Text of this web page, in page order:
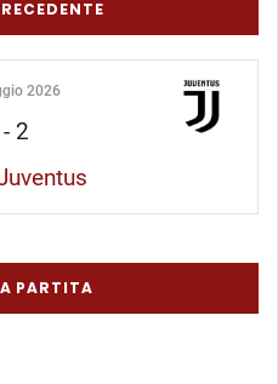
2026
- 2
PARTITA